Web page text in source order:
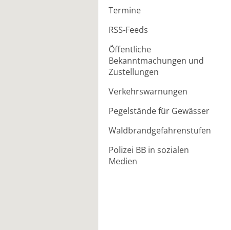
Termine
RSS-Feeds
Öffentliche
Bekanntmachungen und
Zustellungen
Verkehrswarnungen
Pegelstände für Gewässer
Waldbrandgefahrenstufen
Polizei BB in sozialen
Medien